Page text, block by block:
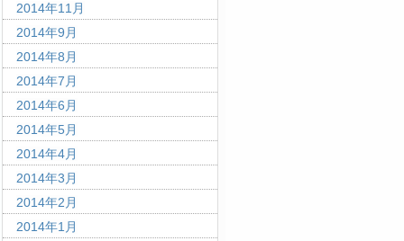
2014年11月
2014年9月
2014年8月
2014年7月
2014年6月
2014年5月
2014年4月
2014年3月
2014年2月
2014年1月